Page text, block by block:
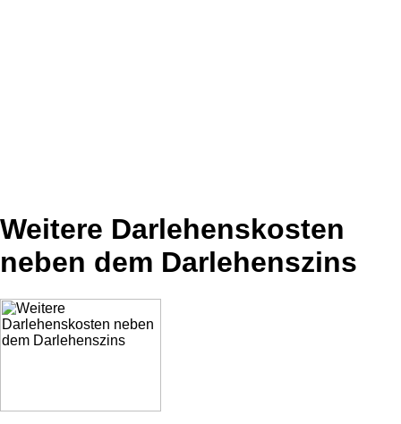
Weitere Darlehenskosten
neben dem Darlehenszins